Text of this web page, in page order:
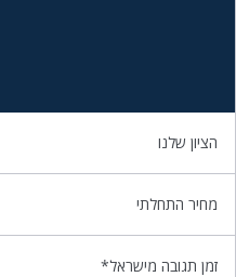
הציון שלנו
מחיר התחלתי
זמן תגובה מישראל*